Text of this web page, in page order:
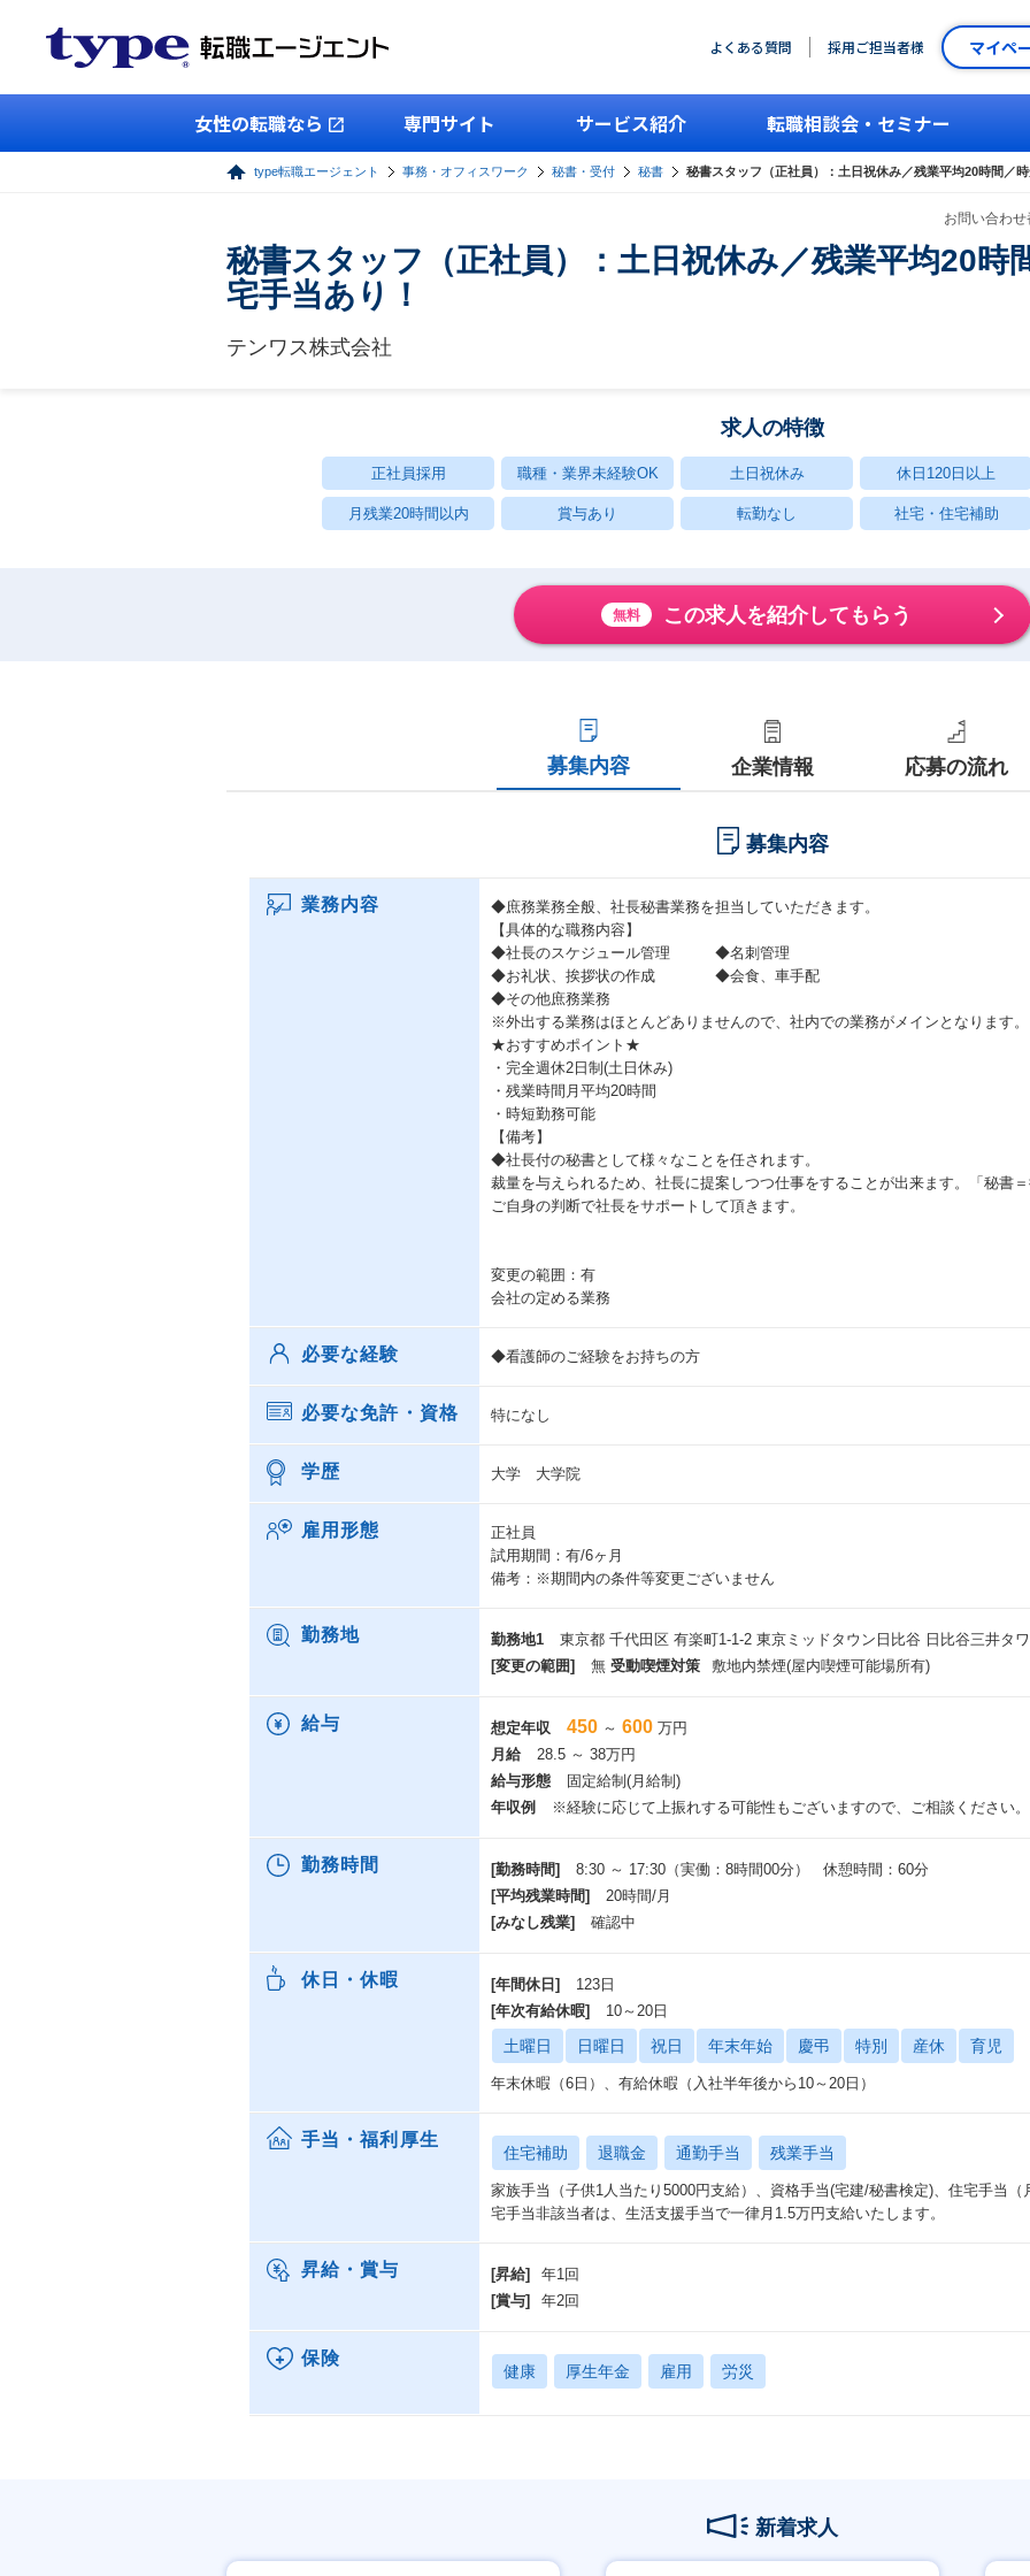
よくある質問 採用ご担当者様 マイペ
女性の転職なら 専門サイト サービス紹介 転職相談会・セミナー
type転職エージェント 事務・オフィスワーク 秘書・受付 秘書 秘書スタッフ（正社員）：土日祝休み／残業平均20時間／
お問い合わ
秘書スタッフ（正社員）：土日祝休み／残業平均20時
宅手当あり！
テンワス株式会社
求人の特徴
正社員採用 職種・業界未経験OK 土日祝休み 休日120日以上
月残業20時間以内 賞与あり 転勤なし 社宅・住宅補助
無料 この求人を紹介してもらう
募集内容 企業情報 応募の流れ
募集内容
業務内容
◆庶務業務全般、社長秘書業務を担当していただきます。
【具体的な職務内容】
◆社長のスケジュール管理 ◆名刺管理
◆お礼状、挨拶状の作成 ◆会食、車手配
◆その他庶務業務
※外出する業務はほとんどありませんので、社内での業務がメインとなります。
★おすすめポイント★
・完全週休2日制(土日休み)
・残業時間月平均20時間
・時短勤務可能
【備考】
◆社長付の秘書として様々なことを任されます。
裁量を与えられるため、社長に提案しつつ仕事をすることが出来ます。「秘書
ご自身の判断で社長をサポートして頂きます。
変更の範囲：有
会社の定める業務
必要な経験 ◆看護師のご経験をお持ちの方
必要な免許・資格 特になし
学歴 大学 大学院
雇用形態
正社員
試用期間：有/6ヶ月
備考：※期間内の条件等変更ございません
勤務地 勤務地1
東京都 千代田区 有楽町1-1-2 東京ミッドタウン日比谷 日比谷三井タ
[変更の範囲]
無 受動喫煙対策 敷地内禁煙(屋内喫煙可能場所有)
給与 想定年収 450 ～ 600 万円
月給
28.5 ～ 38万円
給与形態
固定給制(月給制)
年収例
※経験に応じて上振れする可能性もございますので、ご相談ください。
勤務時間 [勤務時間]
8:30 ～ 17:30（実働：8時間00分） 休憩時間：60分
[平均残業時間]
20時間/月
[みなし残業]
確認中
休日・休暇 [年間休日]
123日
[年次有給休暇]
10～20日
土曜日 日曜日 祝日 年末年始 慶弔 特別 産休 育児
年末休暇（6日）、有給休暇（入社半年後から10～20日）
手当・福利厚生
住宅補助 退職金 通勤手当 残業手当
家族手当（子供1人当たり5000円支給）、資格手当(宅建/秘書検定)、住宅手当
宅手当非該当者は、生活支援手当で一律月1.5万円支給いたします。
昇給・賞与 [昇給]
年1回
[賞与]
年2回
保険
健康 厚生年金 雇用 労災
新着求人